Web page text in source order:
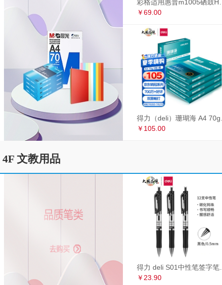
￥69.00
￥105.00
4F 文教用品
￥23.90